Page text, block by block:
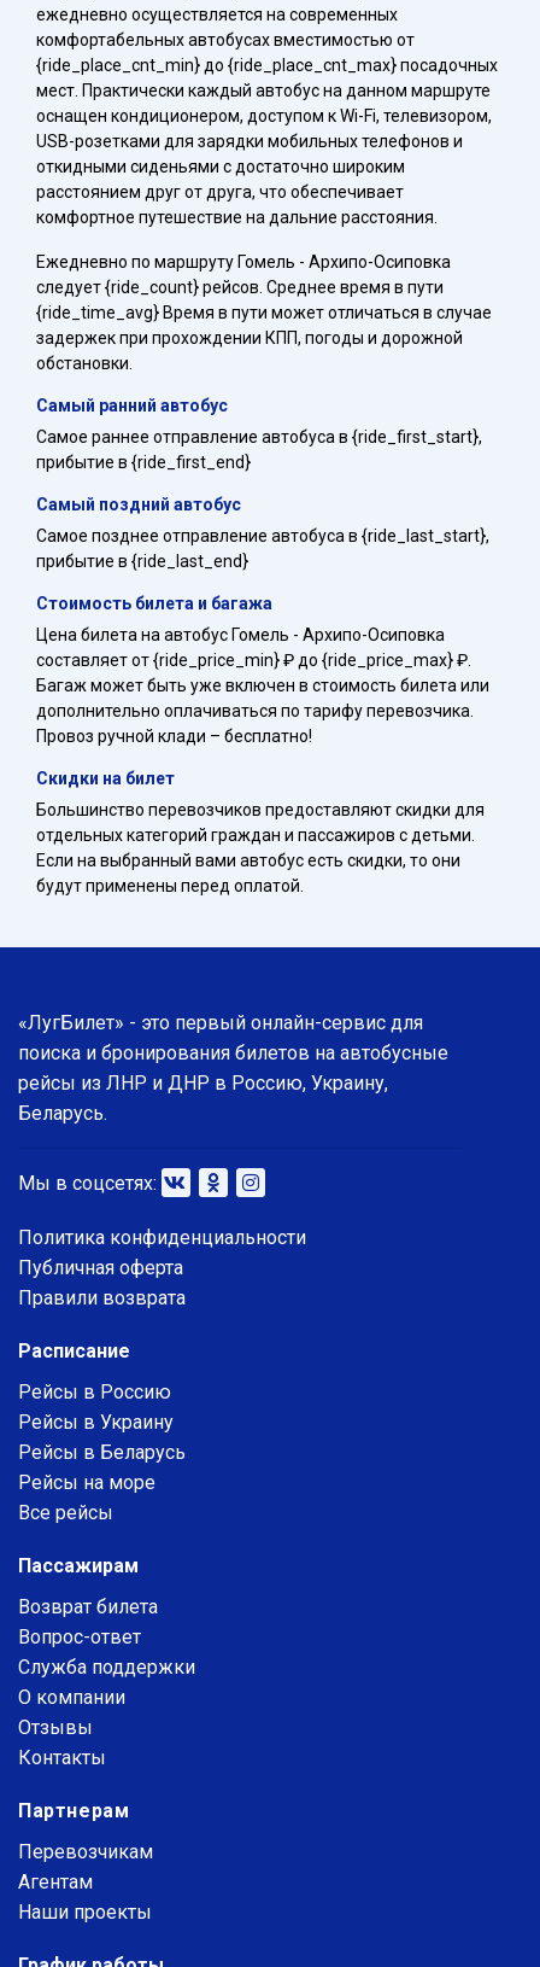
ежедневно осуществляется на современных
комфортабельных автобусах вместимостью от
{ride_place_cnt_min} до {ride_place_cnt_max} посадочных
мест. Практически каждый автобус на данном маршруте
оснащен кондиционером, доступом к Wi-Fi, телевизором,
USB-розетками для зарядки мобильных телефонов и
откидными сиденьями с достаточно широким
расстоянием друг от друга, что обеспечивает
комфортное путешествие на дальние расстояния.
Ежедневно по маршруту Гомель - Архипо-Осиповка
следует {ride_count} рейсов. Среднее время в пути
{ride_time_avg} Время в пути может отличаться в случае
задержек при прохождении КПП, погоды и дорожной
обстановки.
Самый ранний автобус
Самое раннее отправление автобуса в {ride_first_start},
прибытие в {ride_first_end}
Самый поздний автобус
Самое позднее отправление автобуса в {ride_last_start},
прибытие в {ride_last_end}
Стоимость билета и багажа
Цена билета на автобус Гомель - Архипо-Осиповка
составляет от {ride_price_min} ₽ до {ride_price_max} ₽.
Багаж может быть уже включен в стоимость билета или
дополнительно оплачиваться по тарифу перевозчика.
Провоз ручной клади – бесплатно!
Скидки на билет
Большинство перевозчиков предоставляют скидки для
отдельных категорий граждан и пассажиров с детьми.
Если на выбранный вами автобус есть скидки, то они
будут применены перед оплатой.
«ЛугБилет» - это первый онлайн-сервис для
поиска и бронирования билетов на автобусные
рейсы из ЛНР и ДНР в Россию, Украину,
Беларусь.
Мы в соцсетях:
Политика конфиденциальности
Публичная оферта
Правили возврата
Расписание
Рейсы в Россию
Рейсы в Украину
Рейсы в Беларусь
Рейсы на море
Все рейсы
Пассажирам
Возврат билета
Вопрос-ответ
Служба поддержки
О компании
Отзывы
Контакты
Партнерам
Перевозчикам
Агентам
Наши проекты